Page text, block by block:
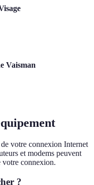
Vaisman
votre connexion Internet
et modems peuvent
connexion.
?